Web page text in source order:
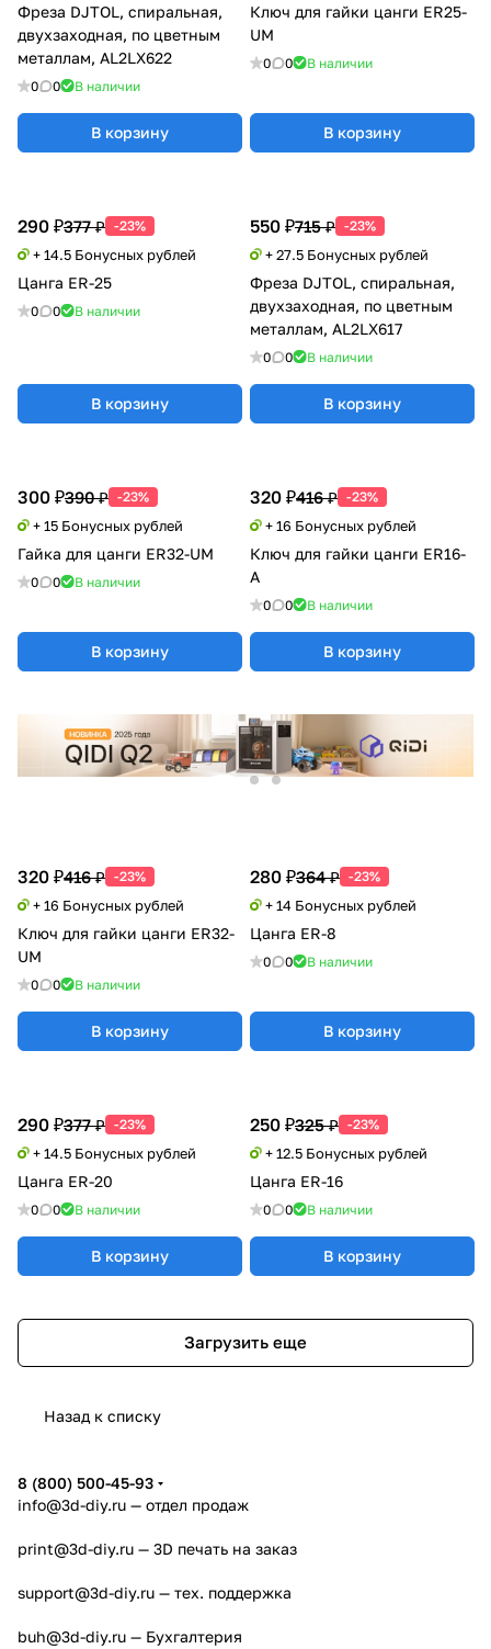
Фреза DJTOL, спиральная,
двухзаходная, по цветным
металлам, AL2LX622
0 0 В наличии
В корзину
Ключ для гайки цанги ER25-
UM
0 0 В наличии
В корзину
550 ₽715 ₽ -23%
+ 27.5 Бонусных рублей
Фреза DJTOL, спиральная,
двухзаходная, по цветным
металлам, AL2LX617
0 0 В наличии
В корзину
300 ₽390 ₽ -23%
+ 15 Бонусных рублей
Гайка для цанги ER32-UM
0 0 В наличии
В корзину
320 ₽416 ₽ -23%
+ 16 Бонусных рублей
Ключ для гайки цанги ER16-
A
0 0 В наличии
В корзину
320 ₽416 ₽ -23%
+ 16 Бонусных рублей
Ключ для гайки цанги ER32-
UM
0 0 В наличии
В корзину
280 ₽364 ₽ -23%
+ 14 Бонусных рублей
Цанга ER-8
0 0 В наличии
В корзину
290 ₽377 ₽ -23%
+ 14.5 Бонусных рублей
Цанга ER-25
0 0 В наличии
В корзину
290 ₽377 ₽ -23%
+ 14.5 Бонусных рублей
Цанга ER-20
0 0 В наличии
В корзину
250 ₽325 ₽ -23%
+ 12.5 Бонусных рублей
Цанга ER-16
0 0 В наличии
В корзину
Загрузить еще
Назад к списку
8 (800) 500-45-93
info@3d-diy.ru — отдел продаж
print@3d-diy.ru — 3D печать на заказ
support@3d-diy.ru — тех. поддержка
buh@3d-diy.ru — Бухгалтерия